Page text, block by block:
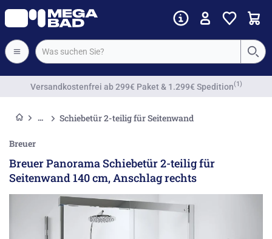
Vorkassenrabatt
Schiebetür 2-teilig für Seitenwand
Breuer
Breuer Panorama Schiebetür 2-teilig für
Seitenwand 140 cm, Anschlag rechts